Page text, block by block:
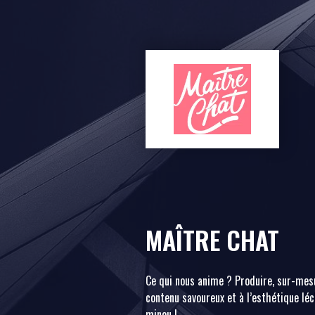
MAÎTRE CHAT
Ce qui nous anime ? Produire, sur-
contenu savoureux et à l’esthétique